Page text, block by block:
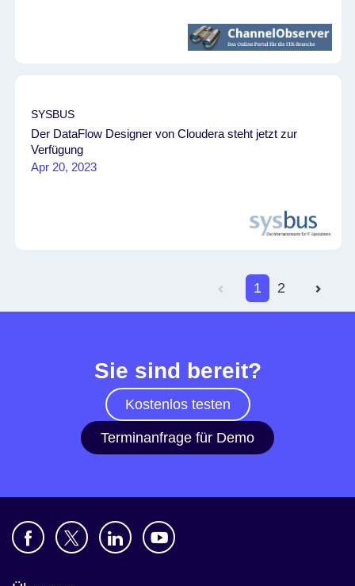
SYSBUS
Der DataFlow Designer von Cloudera steht jetzt zur
Verfügung
Apr 20, 2023
1 2
Sie sind bereit?
Kostenlos testen
Terminanfrage für Demo